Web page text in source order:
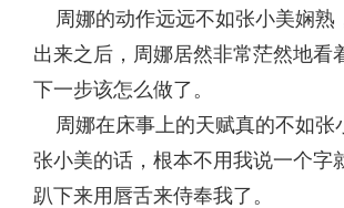
周娜的动作远远不如张小美娴熟
出来之后，周娜居然非常茫然地看
下一步该怎么做了。
周娜在床事上的天赋真的不如张
张小美的话，根本不用我说一个字
趴下来用唇舌来侍奉我了。